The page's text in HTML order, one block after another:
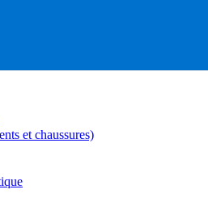
et chaussures)